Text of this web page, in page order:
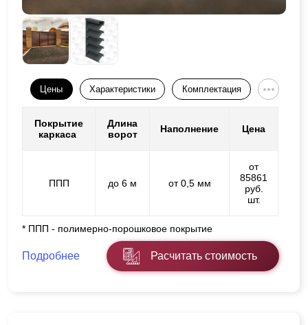
Цены Характеристики Комплектация
Покрытие
каркаса
Длина
ворот
Наполнение Цена
ППП до 6 м от 0,5 мм
от
85861
руб.
шт.
* ППП - полимерно-порошковое покрытие
Подробнее Расчитать стоимость